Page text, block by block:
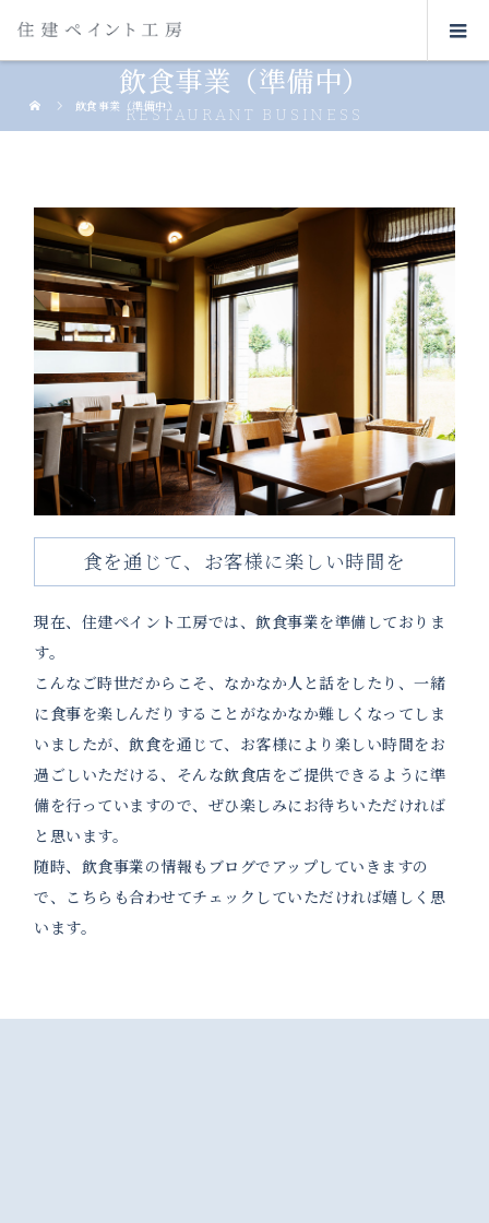
飲食事業（準備中）
RESTAURANT BUSINESS
飲食事業（準備中）
食を通じて、お客様に楽しい時間を
現在、住建ペイント工房では、飲食事業を準備しておりま
す。
こんなご時世だからこそ、なかなか人と話をしたり、一緒
に食事を楽しんだりすることがなかなか難しくなってしま
いましたが、飲食を通じて、お客様により楽しい時間をお
過ごしいただける、そんな飲食店をご提供できるように準
備を行っていますので、ぜひ楽しみにお待ちいただければ
と思います。
随時、飲食事業の情報もブログでアップしていきますの
で、こちらも合わせてチェックしていただければ嬉しく思
います。